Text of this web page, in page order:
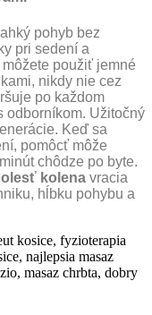
pohyb bez
pri sedení a
použiť jemné
nikdy nie cez
po každom
odborníkom. Užitočný
Keď sa
pomôcť môže
chôdze po byte.
kolena vracia
hĺbku pohybu a